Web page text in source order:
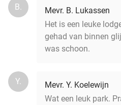
B.
Mevr. B. Lukassen
Het is een leuke
gehad van binnen
was schoon.
Y.
Mevr. Y. Koelewijn
Wat een leuk park.